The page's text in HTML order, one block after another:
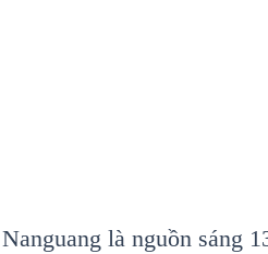
là nguồn sáng